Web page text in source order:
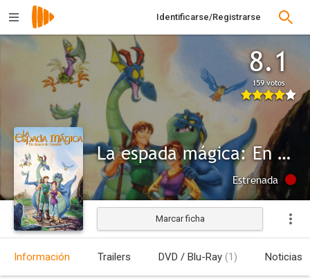
Identificarse/Registrarse
8.1
159 votos
La espada mágica: En busca de Camelot
Estrenada
Marcar ficha
Información Trailers DVD / Blu-Ray (1) Noticias